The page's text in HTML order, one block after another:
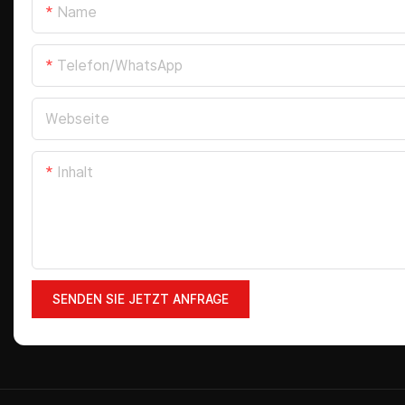
Name
Telefon/WhatsApp
Webseite
Inhalt
SENDEN SIE JETZT ANFRAGE